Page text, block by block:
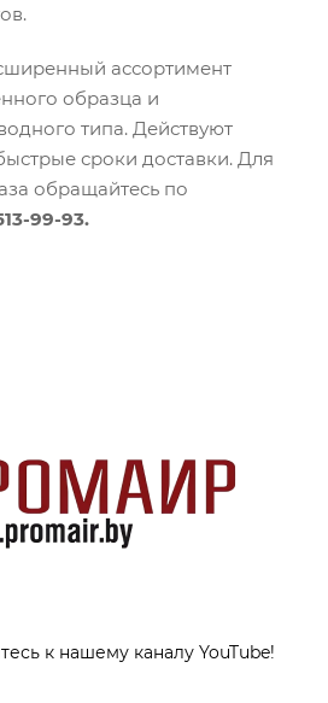
ассортимент
образца и
типа. Действуют
сроки доставки. Для
обращайтесь по
99-93.
к нашему каналу YouTube!